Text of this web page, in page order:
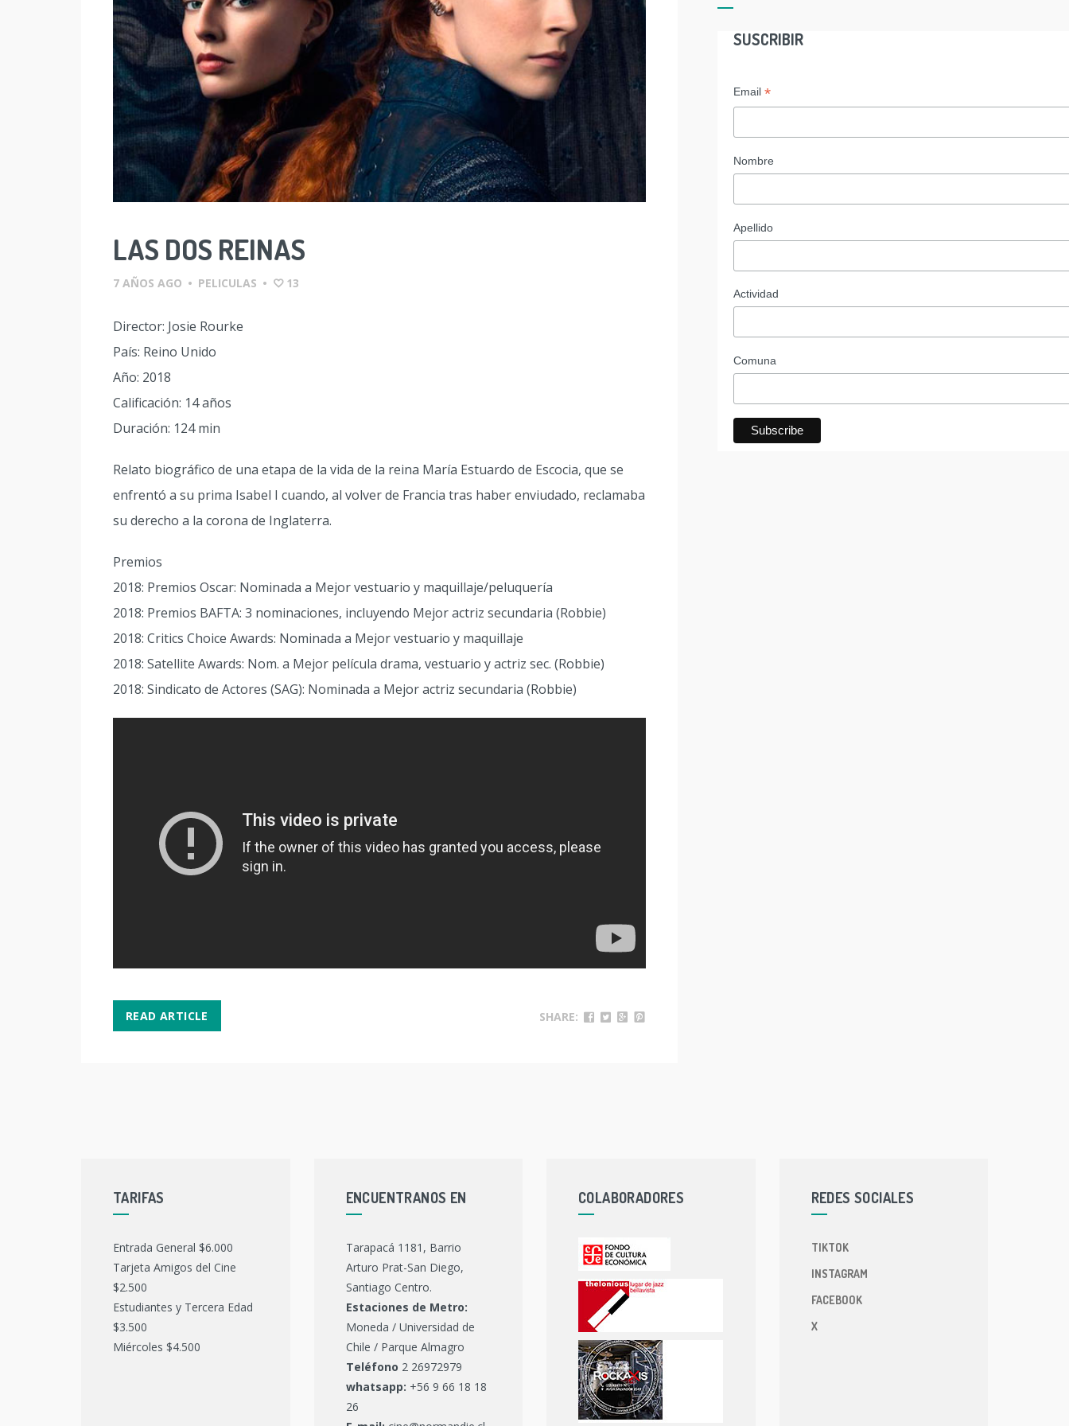
LAS DOS REINAS
7 AÑOS AGO • PELICULAS • 13
Director: Josie Rourke
País: Reino Unido
Año: 2018
Calificación: 14 años
Duración: 124 min
Relato biográfico de una etapa de la vida de la reina María Estuardo de Escocia, que se
enfrentó a su prima Isabel I cuando, al volver de Francia tras haber enviudado, reclamaba
su derecho a la corona de Inglaterra.
Premios
2018: Premios Oscar: Nominada a Mejor vestuario y maquillaje/peluquería
2018: Premios BAFTA: 3 nominaciones, incluyendo Mejor actriz secundaria (Robbie)
2018: Critics Choice Awards: Nominada a Mejor vestuario y maquillaje
2018: Satellite Awards: Nom. a Mejor película drama, vestuario y actriz sec. (Robbie)
2018: Sindicato de Actores (SAG): Nominada a Mejor actriz secundaria (Robbie)
READ ARTICLE SHARE:
SUSCRIBIR
Email *
Nombre
Apellido
Actividad
Comuna
TARIFAS
Entrada General $6.000
Tarjeta Amigos del Cine
$2.500
Estudiantes y Tercera Edad
$3.500
Miércoles $4.500
ENCUENTRANOS EN
Tarapacá 1181, Barrio
Arturo Prat-San Diego,
Santiago Centro.
Estaciones de Metro:
Moneda / Universidad de
Chile / Parque Almagro
Teléfono 2 26972979
whatsapp: +56 9 66 18 18
26
COLABORADORES REDES SOCIALES
TIKTOK
INSTAGRAM
FACEBOOK
X